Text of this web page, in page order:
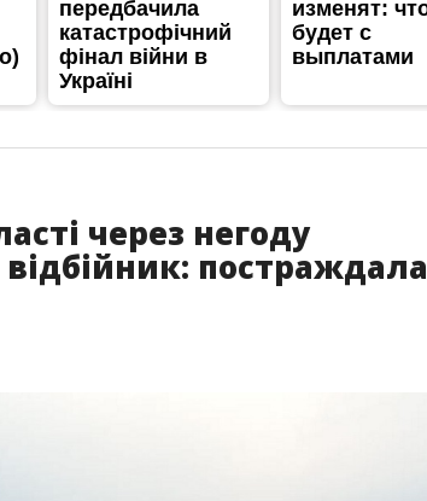
через негоду
відбійник: постраждала